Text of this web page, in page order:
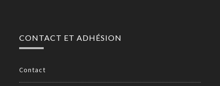
CONTACT ET ADHÉSION
Contact